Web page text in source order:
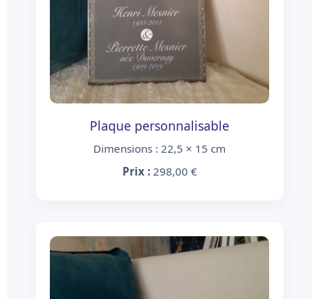
Plaque personnalisable
Dimensions : 22,5 × 15 cm
Prix :298,00 €